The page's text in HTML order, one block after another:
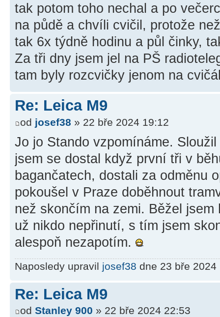
tak potom toho nechal a po
na půdě a chvíli cvičil, protože
tak 6x týdně hodinu a půl činky,
Za tři dny jsem jel na PŠ
tam byly rozcvičky jenom na
Re: Leica M9
od josef38 » 22 bře 2024 19:12
Jo jo Stando vzpomínáme.
jsem se dostal když první tři v
bagančatech, dostali za odměnu
pokoušel v Praze doběhnout
než skončím na zemi. Běžel
už nikdo nepřinutí, s tím jsem
alespoň nezapotím.
Naposledy upravil josef38 dne 23 bře
Re: Leica M9
od Stanley 900 » 22 bře 2024 22:53